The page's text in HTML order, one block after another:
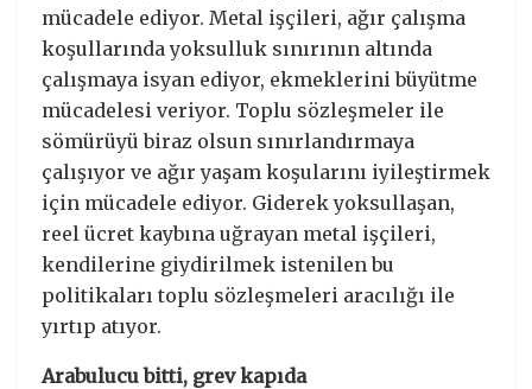
mücadele ediyor. Metal işçileri, ağır çalışma
koşullarında yoksulluk sınırının altında
çalışmaya isyan ediyor, ekmeklerini büyütme
mücadelesi veriyor. Toplu sözleşmeler ile
sömürüyü biraz olsun sınırlandırmaya
çalışıyor ve ağır yaşam koşularını iyileştirmek
için mücadele ediyor. Giderek yoksullaşan,
reel ücret kaybına uğrayan metal işçileri,
kendilerine giydirilmek istenilen bu
politikaları toplu sözleşmeleri aracılığı ile
yırtıp atıyor.
Arabulucu bitti, grev kapıda